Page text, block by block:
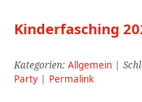
Kinderfasching
Kategorien: Allgemein |
Party | Permalink